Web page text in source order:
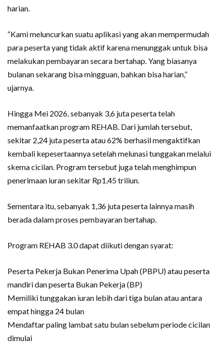
harian.
“Kami meluncurkan suatu aplikasi yang akan mempermudah
para peserta yang tidak aktif karena menunggak untuk bisa
melakukan pembayaran secara bertahap. Yang biasanya
bulanan sekarang bisa mingguan, bahkan bisa harian,”
ujarnya.
Hingga Mei 2026, sebanyak 3,6 juta peserta telah
memanfaatkan program REHAB. Dari jumlah tersebut,
sekitar 2,24 juta peserta atau 62% berhasil mengaktifkan
kembali kepesertaannya setelah melunasi tunggakan melalui
skema cicilan. Program tersebut juga telah menghimpun
penerimaan iuran sekitar Rp1,45 triliun.
Sementara itu, sebanyak 1,36 juta peserta lainnya masih
berada dalam proses pembayaran bertahap.
Program REHAB 3.0 dapat diikuti dengan syarat:
Peserta Pekerja Bukan Penerima Upah (PBPU) atau peserta
mandiri dan peserta Bukan Pekerja (BP)
Memiliki tunggakan iuran lebih dari tiga bulan atau antara
empat hingga 24 bulan
Mendaftar paling lambat satu bulan sebelum periode cicilan
dimulai